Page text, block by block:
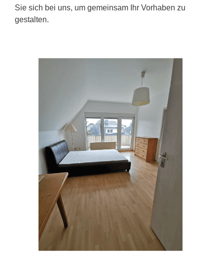
Sie sich bei uns, um gemeinsam Ihr Vorhaben zu
gestalten.